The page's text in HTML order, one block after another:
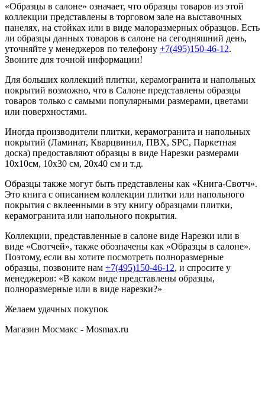
«Образцы в салоне» означает, что образцы товаров из этой
коллекции представлены в торговом зале на выставочных
панелях, на стойках или в виде малоразмерных образцов. Есть
ли образцы данных товаров в салоне на сегодняшний день,
уточняйте у менеджеров по телефону +7(495)150-46-12.
Звоните для точной информации!
Для больших коллекций плитки, керамогранита и напольных
покрытий возможно, что в Салоне представлены образцы
товаров только с самыми популярными размерами, цветами
или поверхностями.
Иногда производители плитки, керамогранита и напольных
покрытий (Ламинат, Кварцвинил, ПВХ, SPC, Паркетная
доска) предоставляют образцы в виде Нарезки размерами
10х10см, 10х30 см, 20х40 см и т.д.
Образцы также могут быть представлены как «Книга-Свотч».
Это книга с описанием коллекции плитки или напольного
покрытия с вклеенными в эту книгу образцами плитки,
керамогранита или напольного покрытия.
Коллекции, представленные в салоне виде Нарезки или в
виде «Свотчей», также обозначены как «Образцы в салоне».
Поэтому, если вы хотите посмотреть полноразмерные
образцы, позвоните нам +7(495)150-46-12, и спросите у
менеджеров: «В каком виде представлены образцы,
полноразмерные или в виде нарезки?»
Желаем удачных покупок
Магазин Мосмакс - Mosmax.ru